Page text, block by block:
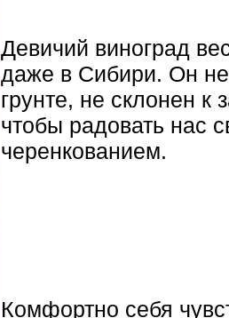
Девичий виноград
даже в Сибири. Он
грунте, не склонен к
чтобы радовать нас
черенкованием.
Комфортно себя